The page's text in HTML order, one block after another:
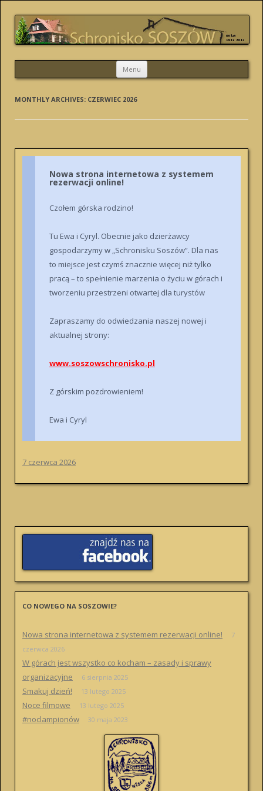
SCHRONISKO SOSZÓW
Menu Skip
content
MONTHLY ARCHIVES: CZERWIEC 2026
Nowa strona internetowa z systemem
rezerwacji online!
Czołem górska rodzino!
Tu Ewa i Cyryl. Obecnie jako dzierżawcy
gospodarzymy w „Schronisku Soszów”. Dla nas
to miejsce jest czymś znacznie więcej niż tylko
pracą – to spełnienie marzenia o życiu w górach i
tworzeniu przestrzeni otwartej dla turystów
Zapraszamy do odwiedzania naszej nowej i
aktualnej strony:
www.soszowschronisko.pl
Z górskim pozdrowieniem!
Ewa i Cyryl
7 czerwca 2026
CO NOWEGO NA SOSZOWIE?
Nowa strona internetowa z systemem rezerwacji online!
7
czerwca 2026
W górach jest wszystko co kocham – zasady i sprawy
organizacyjne
6 sierpnia 2025
Smakuj dzień! 13 lutego 2025
Noce filmowe 13 lutego 2025
#noclampionów 30 maja 2023